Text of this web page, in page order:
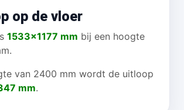
op de vloer
1533x1177 mm bij een hoogte
van 2400 mm wordt de uitloop
mm.